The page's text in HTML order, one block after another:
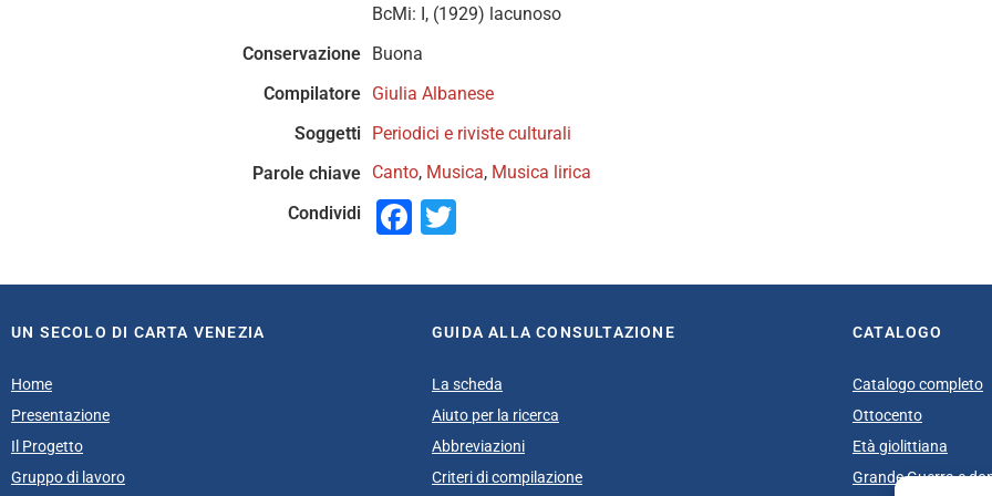
BcMi: I, (1929) lacunoso
Conservazione Buona
Compilatore Giulia Albanese
Soggetti Periodici e riviste culturali
Parole chiave Canto, Musica, Musica lirica
Condividi
Facebook
UN SECOLO DI CARTA VENEZIA
Home
Presentazione
Il Progetto
Gruppo di lavoro
GUIDA ALLA CONSULTAZIONE
La scheda
Aiuto per la ricerca
Abbreviazioni
Criteri di compilazione
CATALOGO
Catalogo completo
Ottocento
Età giolittiana
Grande Guerra e